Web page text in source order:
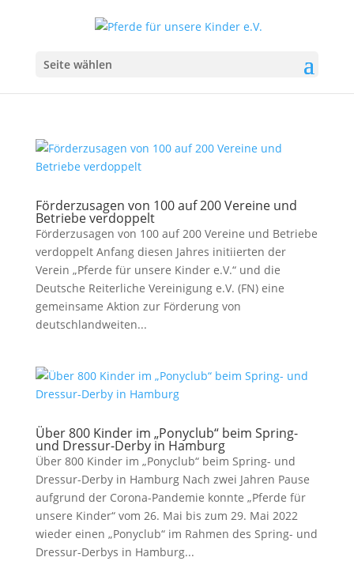
Seite wählen
Förderzusagen von 100 auf 200 Vereine und
Betriebe verdoppelt
Förderzusagen von 100 auf 200 Vereine und Betriebe
verdoppelt Anfang diesen Jahres initiierten der
Verein „Pferde für unsere Kinder e.V.“ und die
Deutsche Reiterliche Vereinigung e.V. (FN) eine
gemeinsame Aktion zur Förderung von
deutschlandweiten...
Über 800 Kinder im „Ponyclub“ beim Spring-
und Dressur-Derby in Hamburg
Über 800 Kinder im „Ponyclub“ beim Spring- und
Dressur-Derby in Hamburg Nach zwei Jahren Pause
aufgrund der Corona-Pandemie konnte „Pferde für
unsere Kinder“ vom 26. Mai bis zum 29. Mai 2022
wieder einen „Ponyclub“ im Rahmen des Spring- und
Dressur-Derbys in Hamburg...